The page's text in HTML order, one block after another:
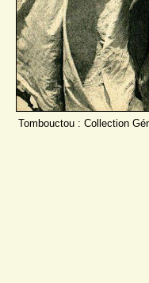
Tombouctou : Collection